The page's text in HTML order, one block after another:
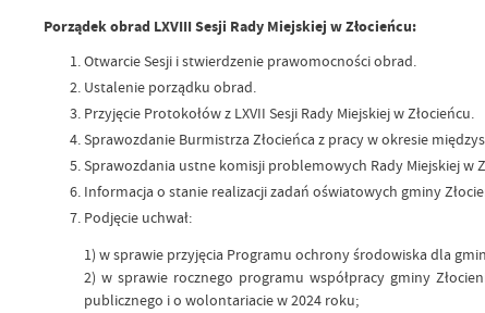
Porządek obrad LXVIII Sesji Rady Miejskiej w Złocieńcu:
Otwarcie Sesji i stwierdzenie prawomocności obrad.
Ustalenie porządku obrad.
Przyjęcie Protokołów z LXVII Sesji Rady Miejskiej w Złocieńcu.
Sprawozdanie Burmistrza Złocieńca z pracy w okresie
Sprawozdania ustne komisji problemowych Rady Miejskiej w
Informacja o stanie realizacji zadań oświatowych gminy
Podjęcie uchwał:
1) w sprawie przyjęcia Programu ochrony środowiska dla
2) w sprawie rocznego programu współpracy gminy
publicznego i o wolontariacie w 2024 roku;